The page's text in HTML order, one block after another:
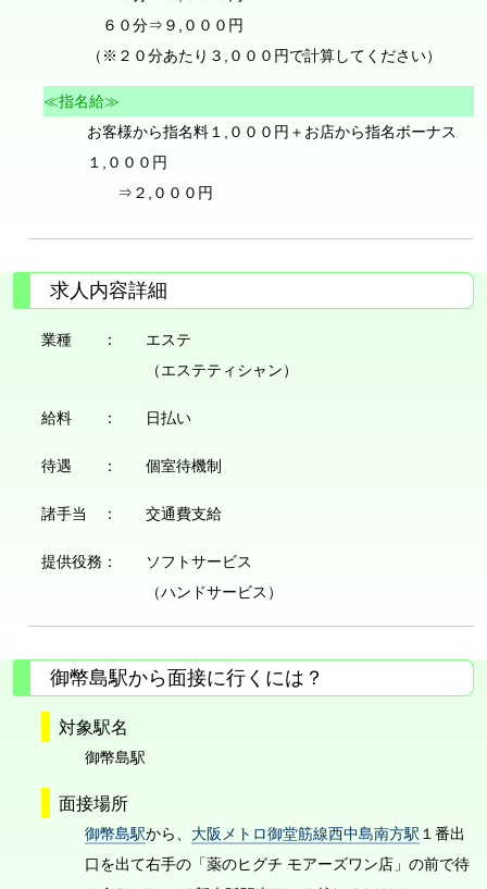
６０分⇒９,０００円
（※２０分あたり３,０００円で計算してください）
≪指名給≫
お客様から指名料１,０００円＋お店から指名ボーナス
１,０００円
⇒２,０００円
求人内容詳細
業種 ：
エステ
（エステティシャン）
給料 ： 日払い
待遇 ： 個室待機制
諸手当 ： 交通費支給
提供役務：
ソフトサービス
（ハンドサービス）
御幣島駅から面接に行くには？
対象駅名
御幣島駅
面接場所
御幣島駅から、 大阪メトロ御堂筋線西中島南方駅 １番出
口を出て右手の「薬のヒグチ モアーズワン店」の前で待